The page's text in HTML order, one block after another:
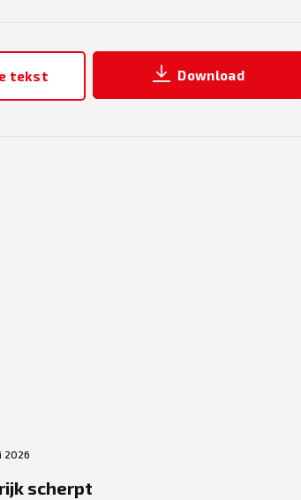
tekst Download
2026
scherpt